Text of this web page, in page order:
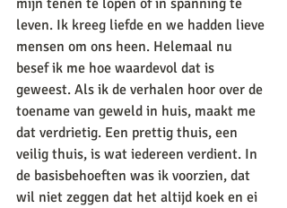
leven. Ik kreeg liefde en we hadden lieve
mensen om ons heen. Helemaal nu
besef ik me hoe waardevol dat is
geweest. Als ik de verhalen hoor over de
toename van geweld in huis, maakt me
dat verdrietig. Een prettig thuis, een
veilig thuis, is wat iedereen verdient. In
de basisbehoeften was ik voorzien, dat
wil niet zeggen dat het altijd koek en ei